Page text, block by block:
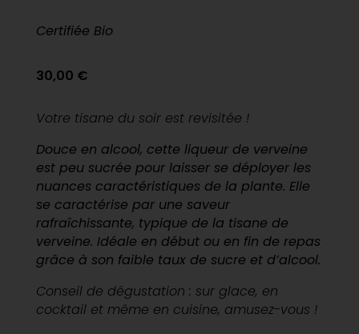
Certifiée Bio
30,00 €
Votre tisane du soir est revisitée !
Douce en alcool, cette liqueur de verveine
est peu sucrée pour laisser se déployer les
nuances caractéristiques de la plante. Elle
se caractérise par une saveur
rafraîchissante, typique de la tisane de
verveine. Idéale en début ou en fin de repas
grâce à son faible taux de sucre et d’alcool.
Conseil de dégustation : sur glace, en
cocktail et même en cuisine, amusez-vous !